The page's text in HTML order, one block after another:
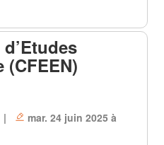
(CFEEN)
|
mar. 24 juin 2025 à